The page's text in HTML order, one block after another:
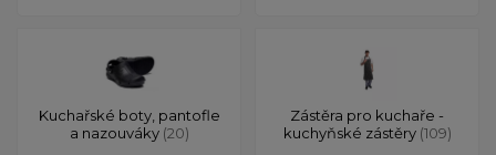
Kuchařské boty, pantofle
a nazouváky (20)
Zástěra pro kuchaře -
kuchyňské zástěry (109)